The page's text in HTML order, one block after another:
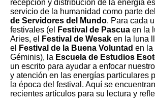
recepción y distribución de la energía
servicio de la humanidad como parte del
de Servidores del Mundo. Para cada
festivales (el
Festival de Pascua en la
Aries, el
Festival de Wesak en la luna
el
Festival de la Buena Voluntad en la
Géminis), la Escuela de Estudios
un escrito para ayudar a enfocar
y atención en las energías particulares
la época del festival. Aquí se
recientes artículos para su lectura y